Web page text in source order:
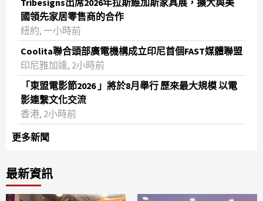
Tribesigns出席2026年拉斯維加斯家具展，擴大與美
國領先家居零售商的合作
紐約, 一小時前
Coolita聯合頭部廣電機構成立印尼首個FAST媒體聯盟
印尼雅加達, 2小時前
「東盟電影節2026 」將於8月舉行 歷來最大規模 以電
影連繫文化交流
香港, 2小時前
更多新聞
最新資訊